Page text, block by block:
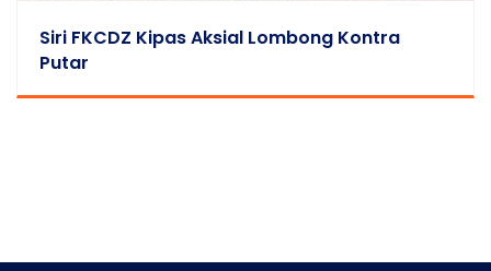
Siri FKCDZ Kipas Aksial Lombong Kontra
Putar